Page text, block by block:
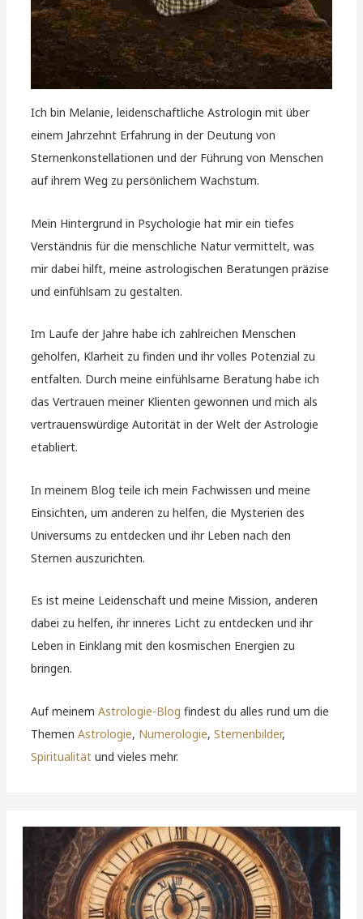
Ich bin Melanie, leidenschaftliche Astrologin mit über
einem Jahrzehnt Erfahrung in der Deutung von
Sternenkonstellationen und der Führung von Menschen
auf ihrem Weg zu persönlichem Wachstum.
Mein Hintergrund in Psychologie hat mir ein tiefes
Verständnis für die menschliche Natur vermittelt, was
mir dabei hilft, meine astrologischen Beratungen präzise
und einfühlsam zu gestalten.
Im Laufe der Jahre habe ich zahlreichen Menschen
geholfen, Klarheit zu finden und ihr volles Potenzial zu
entfalten. Durch meine einfühlsame Beratung habe ich
das Vertrauen meiner Klienten gewonnen und mich als
vertrauenswürdige Autorität in der Welt der Astrologie
etabliert.
In meinem Blog teile ich mein Fachwissen und meine
Einsichten, um anderen zu helfen, die Mysterien des
Universums zu entdecken und ihr Leben nach den
Sternen auszurichten.
Es ist meine Leidenschaft und meine Mission, anderen
dabei zu helfen, ihr inneres Licht zu entdecken und ihr
Leben in Einklang mit den kosmischen Energien zu
bringen.
Auf meinemAstrologie-Blog findest du alles rund um die
ThemenAstrologie, Numerologie,Sternenbilder,
Spiritualität und vieles mehr.